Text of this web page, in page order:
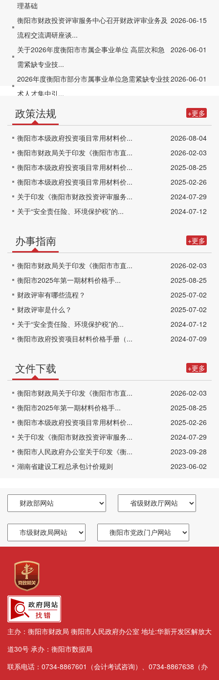
理基础
2026-06-15
衡阳市财政投资评审服务中心召开财政评审业务及
流程交流调研座谈...
2026-06-01
关于2026年度衡阳市市属企事业单位 高层次和急
需紧缺专业技...
2026-06-01
2026年度衡阳市部分市属事业单位急需紧缺专业技
术人才集中引...
政策法规 +更多
2026-08-04
衡阳市本级政府投资项目常用材料价...
2026-02-03
衡阳市财政局关于印发《衡阳市市直...
2025-08-25
衡阳市本级政府投资项目常用材料价...
2025-02-26
衡阳市本级政府投资项目常用材料价...
2024-07-29
关于印发《衡阳市财政投资评审服务...
2024-07-12
关于“安全责任险、环境保护税”的...
办事指南 +更多
2026-02-03
衡阳市财政局关于印发《衡阳市市直...
2025-08-25
衡阳市2025年第一期材料价格手...
2025-07-02
财政评审有哪些流程？
2025-07-02
财政评审是什么？
2024-07-12
关于“安全责任险、环境保护税”的...
2024-07-09
衡阳市政府投资项目材料价格手册（...
文件下载 +更多
2026-02-03
衡阳市财政局关于印发《衡阳市市直...
2025-08-25
衡阳市2025年第一期材料价格手...
2025-02-26
衡阳市本级政府投资项目常用材料价...
2024-07-29
关于印发《衡阳市财政投资评审服务...
2023-09-28
衡阳市人民政府办公室关于印发《衡...
2023-06-02
湖南省建设工程总承包计价规则
主办：衡阳市财政局 衡阳市人民政府办公室 地址:华新开发区解放大
道30号 承办：衡阳市数据局
联系电话：0734-8867601（会计考试咨询）、0734-8867638（办